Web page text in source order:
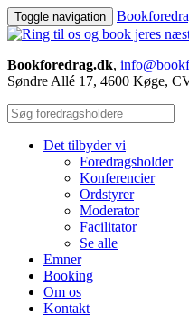
Toggle navigation Book
Bookforedrag.dk,
Søndre Allé 17, 4600 Køge,
Det tilbyder vi
Foredragsholder
Konferencier
Ordstyrer
Moderator
Facilitator
Se alle
Emner
Booking
Om os
Kontakt